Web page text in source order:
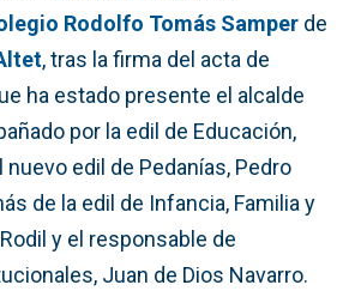
Rodolfo Tomás Samper de
, tras la firma del acta de
ha estado presente el alcalde
por la edil de Educación,
nuevo edil de Pedanías, Pedro
de la edil de Infancia, Familia y
y el responsable de
Juan de Dios Navarro.